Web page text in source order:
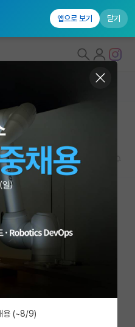
앱으로 보기 닫기
사 진학 가치 있나요?
용 (~8/9)